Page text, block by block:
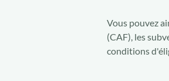
Vous pouvez
(CAF), les
conditions